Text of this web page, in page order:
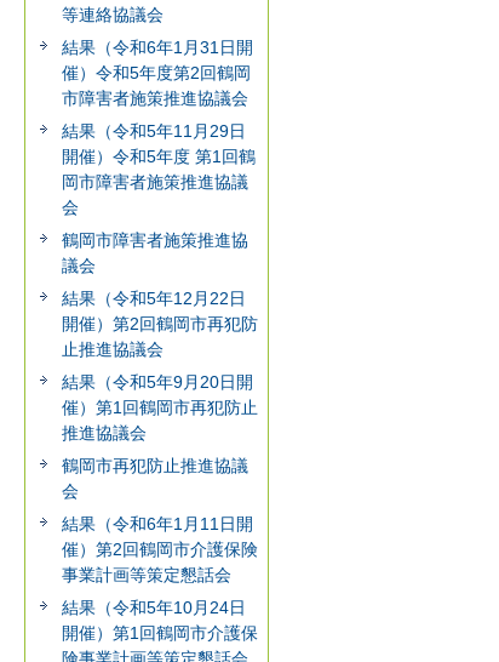
等連絡協議会
結果（令和6年1月31日開
催）令和5年度第2回鶴岡
市障害者施策推進協議会
結果（令和5年11月29日
開催）令和5年度 第1回鶴
岡市障害者施策推進協議
会
鶴岡市障害者施策推進協
議会
結果（令和5年12月22日
開催）第2回鶴岡市再犯防
止推進協議会
結果（令和5年9月20日開
催）第1回鶴岡市再犯防止
推進協議会
鶴岡市再犯防止推進協議
会
結果（令和6年1月11日開
催）第2回鶴岡市介護保険
事業計画等策定懇話会
結果（令和5年10月24日
開催）第1回鶴岡市介護保
険事業計画等策定懇話会